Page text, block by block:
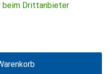
beim Drittanbieter